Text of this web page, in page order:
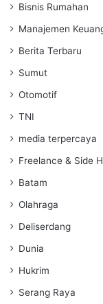
Bisnis Rumahan
Manajemen
Berita Terbaru
Sumut
Otomotif
TNI
media terpercaya
Freelance & Side
Batam
Olahraga
Deliserdang
Dunia
Hukrim
Serang Raya